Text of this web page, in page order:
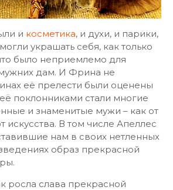
и косметика, и духи, и парики,
украшать себя, как только
было неприемлемо для
дам. И Фрина не
её прелести были оценены
поклонниками стали многие
и знаменитые мужи – как от
искусства. В том числе Апеллес
нам в своих нетленных
образ прекрасной
росла слава прекрасной